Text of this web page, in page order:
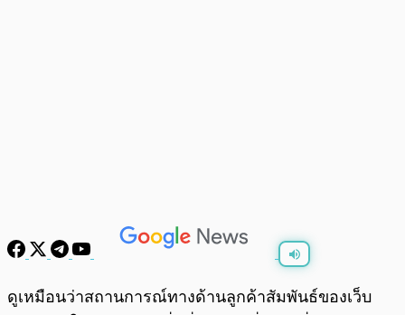
พร้อมเล่น 0:00 0:00
ดูเหมือนว่าสถานการณ์ทางด้านลูกค้าสัมพันธ์ของเว็บ